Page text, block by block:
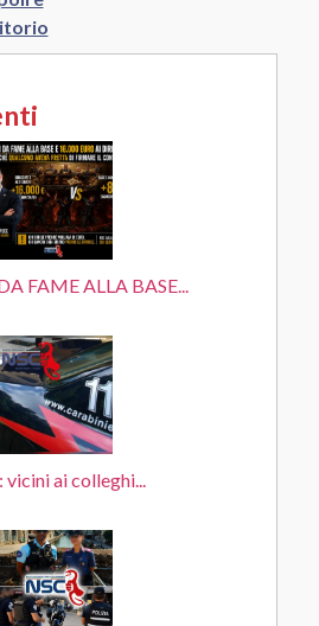
FAME ALLA BASE...
vicini ai colleghi...